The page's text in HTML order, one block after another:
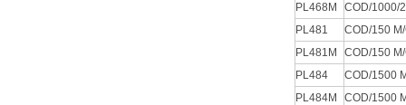
PL468M
COD/1000/
PL481
COD/150
PL481M
COD/150
PL484
COD/1500
PL484M
COD/1500